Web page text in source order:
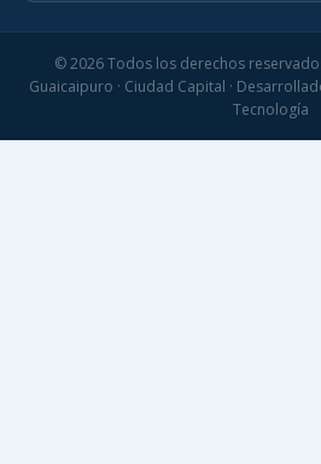
© 2026 Todos los derechos
Guaicaipuro · Ciudad Capital ·
Tecnología